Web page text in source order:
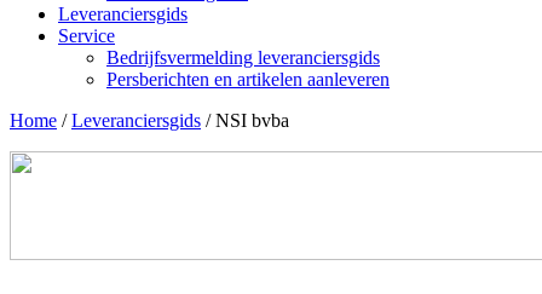
Leveranciersgids
Service
Bedrijfsvermelding leveranciersgids
Persberichten en artikelen aanleveren
Home /Leveranciersgids /NSI bvba